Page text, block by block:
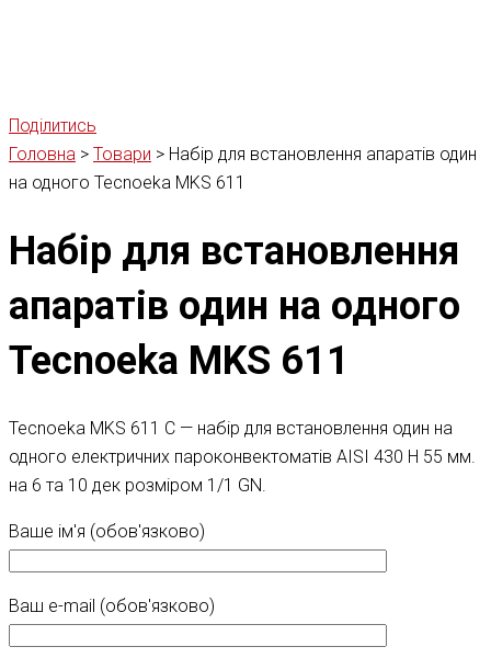
Поділитись
Головна > Товари > Набір для встановлення апаратів один
на одного Tecnoeka MKS 611
Набір для встановлення
апаратів один на одного
Tecnoeka MKS 611
Tecnoeka MKS 611 C — набір для встановлення один на
одного електричних пароконвектоматів AISI 430 H 55 мм.
на 6 та 10 дек розміром 1/1 GN.
Ваше ім'я (обов'язково)
Ваш e-mail (обов'язково)